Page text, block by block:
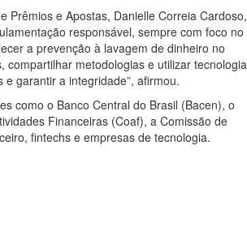
Prêmios e Apostas, Danielle Correia Cardoso,
responsável, sempre com foco no
a prevenção à lavagem de dinheiro no
metodologias e utilizar tecnologia
garantir a integridade”, afirmou.
como o Banco Central do Brasil (Bacen), o
Financeiras (Coaf), a Comissão de
fintechs e empresas de tecnologia.